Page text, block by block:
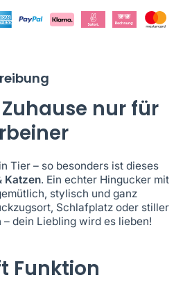
nur für
Tier – so besonders ist dieses
Katzen. Ein echter Hingucker mit
stylisch und ganz
Schlafplatz oder stiller
dein Liebling wird es lieben!
Funktion